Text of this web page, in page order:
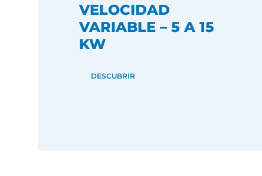
VELOCIDAD
VARIABLE – 5 A 15
KW
DESCUBRIR